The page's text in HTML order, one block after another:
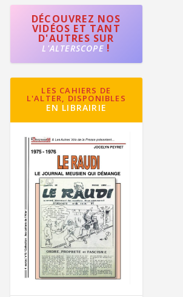
DÉCOUVREZ NOS
VIDÉOS ET TANT
D'AUTRES SUR
L'ALTERSCOPE!
LES CAHIERS DE
L'ALTER, DISPONIBLES
EN LIBRAIRIE